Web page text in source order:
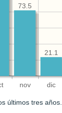
nov dic
21.1
73.5
últimos tres años.